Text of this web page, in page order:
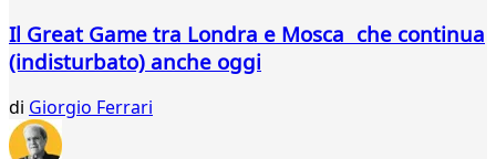
Il Great Game tra Londra e Mosca che continua
(indisturbato) anche oggi
di Giorgio Ferrari